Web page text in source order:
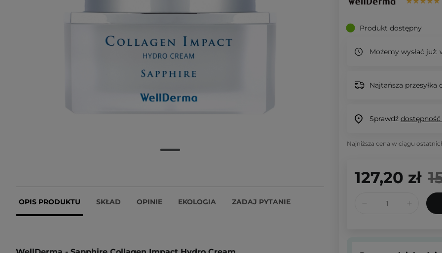
OPIS PRODUKTU SKŁAD OPINIE EKOLOGIA ZADAJ PYTANIE
Produkt dostępny
Możemy wysłać już:
Najtańsza przesyłka
Sprawdź
Najniższa cena w ciągu
127,20 zł